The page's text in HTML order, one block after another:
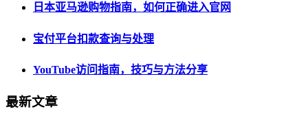
日本亚马逊购物指南，如何正确进入官网
宝付平台扣款查询与处理
YouTube访问指南，技巧与方法分享
最新文章